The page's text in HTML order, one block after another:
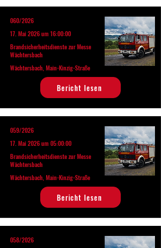
060/2026
17. Mai 2026 um 16:00:00
Brandsicherheitsdienste zur Messe
Wächtersbach
Wächtersbach, Main-Kinzig-Straße
Bericht lesen
059/2026
17. Mai 2026 um 05:00:00
Brandsicherheitsdienste zur Messe
Wächtersbach
Wächtersbach, Main-Kinzig-Straße
Bericht lesen
058/2026